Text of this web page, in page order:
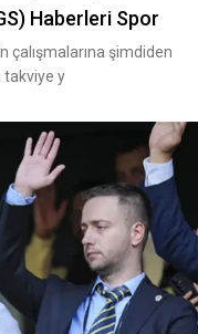
Haberleri Spor
çalışmalarına şimdiden
takviye y